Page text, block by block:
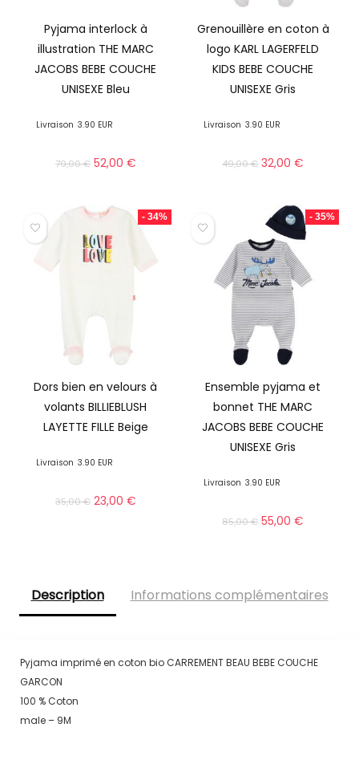
Pyjama interlock à
illustration THE MARC
JACOBS BEBE COUCHE
UNISEXE Bleu
Livraison 3.90 EUR
79,00€ 52,00 €
Grenouillère en coton à
logo KARL LAGERFELD
KIDS BEBE COUCHE
UNISEXE Gris
Livraison 3.90 EUR
49,00€ 32,00€
- 34%
Dors bien en velours à
volants BILLIEBLUSH
LAYETTE FILLE Beige
Livraison 3.90 EUR
35,00€ 23,00 €
- 35%
Ensemble pyjama et
bonnet THE MARC
JACOBS BEBE COUCHE
UNISEXE Gris
Livraison 3.90 EUR
85,00€ 55,00€
Description Informations complémentaires
Pyjama imprimé en coton bio CARREMENT BEAU BEBE COUCHE
GARCON
100 % Coton
male – 9M